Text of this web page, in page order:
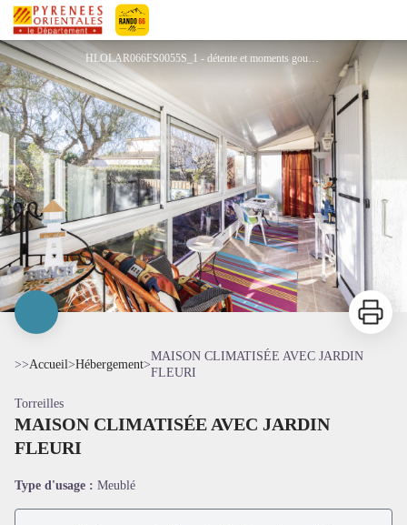
Pyrénées-Orientales Le Département
MAISON CLIMATISÉE AVEC JARDIN FLEURI
HLOLAR066FS0055S_1 - détente et moments gourmands face au jardin.
Imprimer
>>Accueil>Hébergement>
MAISON CLIMATISÉE AVEC JARDIN
FLEURI
Torreilles
MAISON CLIMATISÉE AVEC JARDIN
FLEURI
Type d'usage : Meublé